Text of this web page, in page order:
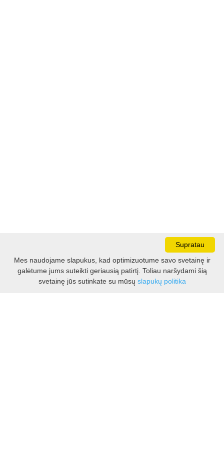
Darbo laikas:
I - V 8.30 - 17.00 val.
Supratau
Mes naudojame slapukus, kad optimizuotume savo svetainę ir
galėtume jums suteikti geriausią patirtį. Toliau naršydami šią
svetainę jūs sutinkate su mūsų slapukų politika